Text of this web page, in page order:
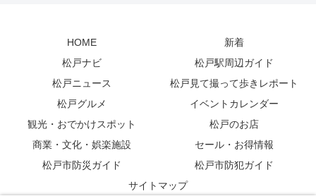
HOME
新着
松戸ナビ
松戸駅周辺ガイド
松戸ニュース
松戸見て撮って歩きレポート
松戸グルメ
イベントカレンダー
観光・おでかけスポット
松戸のお店
商業・文化・娯楽施設
セール・お得情報
松戸市防災ガイド
松戸市防犯ガイド
サイトマップ